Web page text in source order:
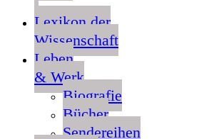
Lexikon der
Wissenschaft
Leben
& Werk
Biografie
Bücher
Sendereihen